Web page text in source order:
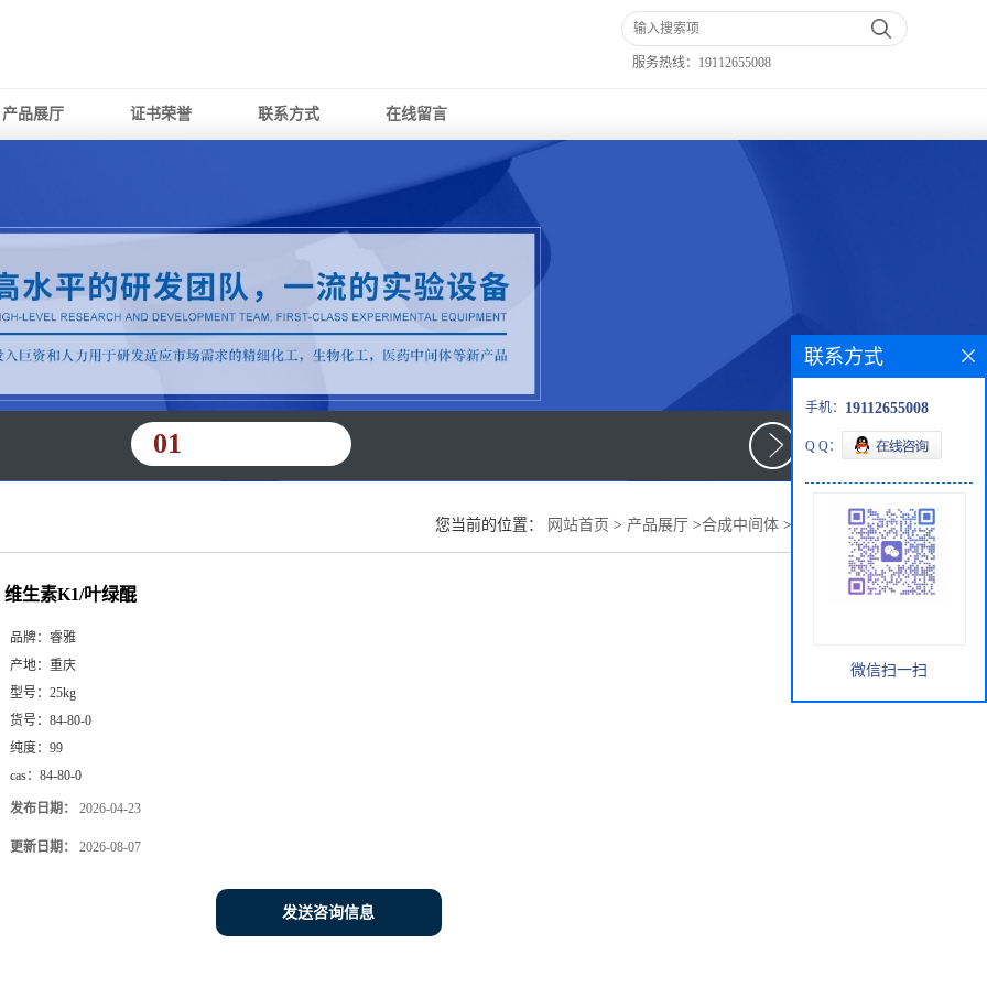
服务热线： 19112655008
产品展厅 证书荣誉 联系方式 在线留言
01
您当前的位置： 网站首页 > 产品展厅 >合成中间体 > 维生素K1/叶绿醌
维生素K1/叶绿醌
品牌： 睿雅
产地： 重庆
型号： 25kg
货号： 84-80-0
纯度： 99
cas： 84-80-0
发布日期： 2026-04-23
更新日期： 2026-08-07
发送咨询信息
联系方式
手机： 19112655008
Q Q：
微信扫一扫